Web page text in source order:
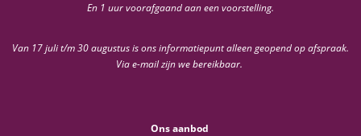
En 1 uur voorafgaand aan een voorstelling.
Van 17 juli t/m 30 augustus is ons informatiepunt alleen geopend op afspraak.
Via e-mail zijn we bereikbaar.
Ons aanbod